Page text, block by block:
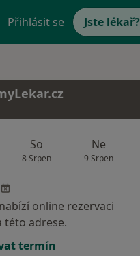
Přihlásit se Jste lékař?
So
8 Srpen
Ne
9 Srpen
online rezervaci
této adrese.
termín